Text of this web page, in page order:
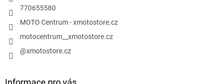
y
v
ý
770655580
MOTO Centrum - xmotostore.cz
motocentrum__xmotostore.cz
@xmotostore.cz